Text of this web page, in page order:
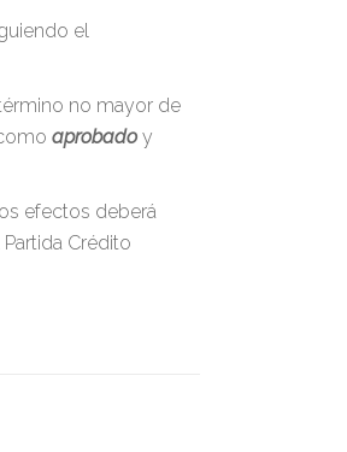
el
no mayor de
aprobado y
efectos deberá
Crédito